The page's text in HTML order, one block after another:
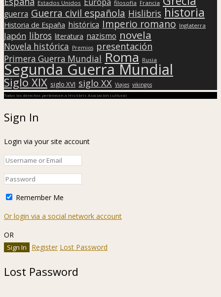
Estados Unidos filosofía Francia
guerra Guerra civil española Hislibris historia
Historia de España histórica Imperio romano Inglaterra
Japón libros literatura nazismo novela
Novela histórica Premios presentación
Primera Guerra Mundial Roma Rusia
Segunda Guerra Mundial
Siglo XIX siglo XVI siglo XX Viajes vikingos
Todos los derechos pertenecen a Hislibris Asociación cultural
Sign In
Login via your site account
Remember Me
Or login via a social network account
OR
Register Lost Password
Lost Password